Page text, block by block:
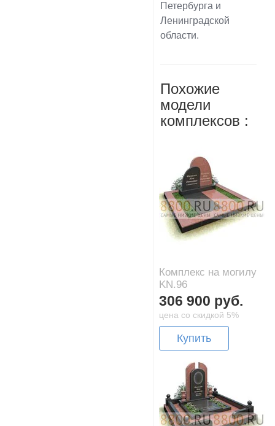
Петербурга и
Ленинградской
области.
Похожие
модели
комплексов :
Комплекс на могилу
KN.96
306 900 руб.
цена со скидкой 5%
Купить